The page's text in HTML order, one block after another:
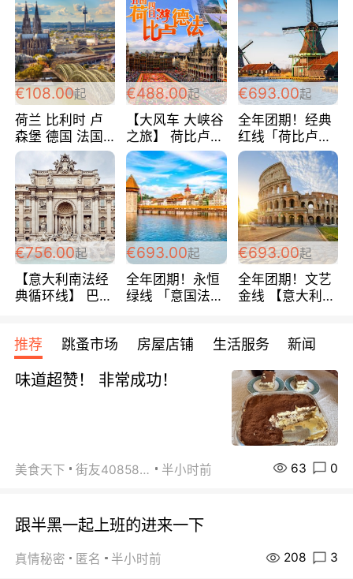
€108.00起
荷兰 比利时 卢
森堡 德国 法国
超爽玩遍西欧 循
环线 全程四星宾
馆 108欧/人/天
€488.00起
【大风车 大峡谷
之旅】 荷比卢德
法 巴黎上下 经
典五国四日游
488欧/人
€693.00起
全年团期！经典
红线「荷比卢德
法」七天循环 五
国 仅售99欧/人/
天！巴黎上下！
包拼房~
€756.00起
【意大利南法经
典循环线】 巴黎
宾馆 108欧/天起
全程756欧/位
€693.00起
全年团期！永恒
绿线 「意国法
欧/天起 ~包拼房
€693.00起
全年团期！文艺
金线 【意大利一
每周铁发！
推荐 跳蚤市场 房屋店铺 生活服务 新闻
味道超赞！ 非常成功！
美食天下 街友40858442 半小时前 63 0
跟半黑一起上班的进来一下
真情秘密 匿名 半小时前 208 3